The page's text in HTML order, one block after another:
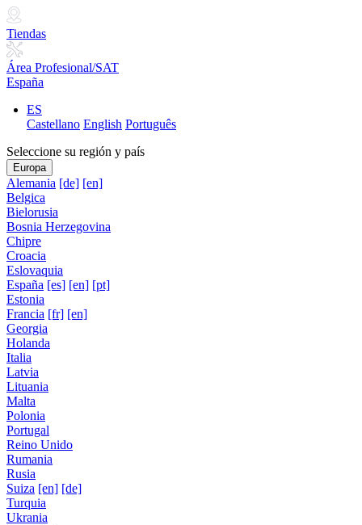
Tiendas
Área Profesional/SAT
España
ES
Castellano English Português
Seleccione su región y país
Europa
Alemania [de] [en]
Belgica
Bielorusia
Bosnia Herzegovina
Chipre
Croacia
Eslovaquia
España [es] [en] [pt]
Estonia
Francia [fr] [en]
Georgia
Holanda
Italia
Latvia
Lituania
Malta
Polonia
Portugal
Reino Unido
Rumania
Rusia
Suiza [en] [de]
Turquia
Ukrania